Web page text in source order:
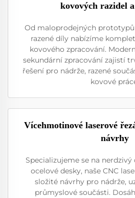
kovových razidel
Od maloprodejných
razené díly nabízíme
kovového zpracování.
sekundární zpracování zajistí
řešení pro nádrže, razené
kovové
Vícehmotinové laserové
návrhy
Specializujeme se na
ocelové desky, naše CNC
složité návrhy pro nádrže,
průmyslové součásti.